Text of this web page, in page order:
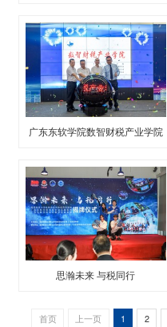
广东东软学院数智财税产业学院
思瀚未来 与税同行
首页 上一页 1 2